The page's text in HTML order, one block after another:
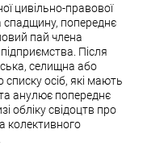
цивільно-правової
спадщину, попереднє
пай члена
Після
селищна або
списку осіб, які мають
анулює попереднє
обліку свідоцтв про
колективного